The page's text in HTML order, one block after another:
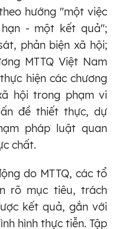
hướng "một việc
- một kết quả";
phản biện xã hội;
MTTQ Việt Nam
hiện các chương
hội trong phạm vi
đề thiết thực, dự
pháp luật quan
chất.
do MTTQ, các tổ
rõ mục tiêu, trách
kết quả, gắn với
hình thực tiễn. Tập